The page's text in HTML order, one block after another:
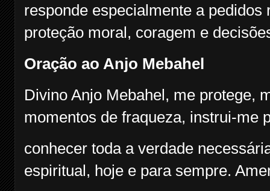
responde especialmente a
proteção moral, coragem e
Oração ao Anjo Mebahel
Divino Anjo Mebahel, me protege,
momentos de fraqueza, instrui-me
conhecer toda a verdade
espiritual, hoje e para sempre.